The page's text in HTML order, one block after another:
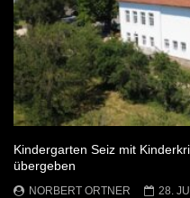
Kindergarten Seiz mit
übergeben
NORBERT ORTNER
28.